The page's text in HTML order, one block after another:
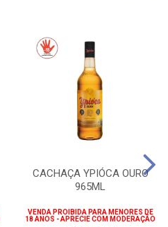
CACHAÇA YPIÓCA OURO
965ML
VENDA PROIBIDA PARA MENORES DE
18 ANOS - APRECIE COM MODERAÇÃO